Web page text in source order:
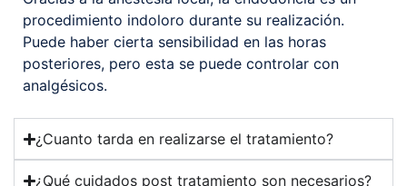
procedimiento indoloro durante su realización.
Puede haber cierta sensibilidad en las horas
posteriores, pero esta se puede controlar con
analgésicos.
¿Cuanto tarda en realizarse el tratamiento?
¿Qué cuidados post tratamiento son necesarios?